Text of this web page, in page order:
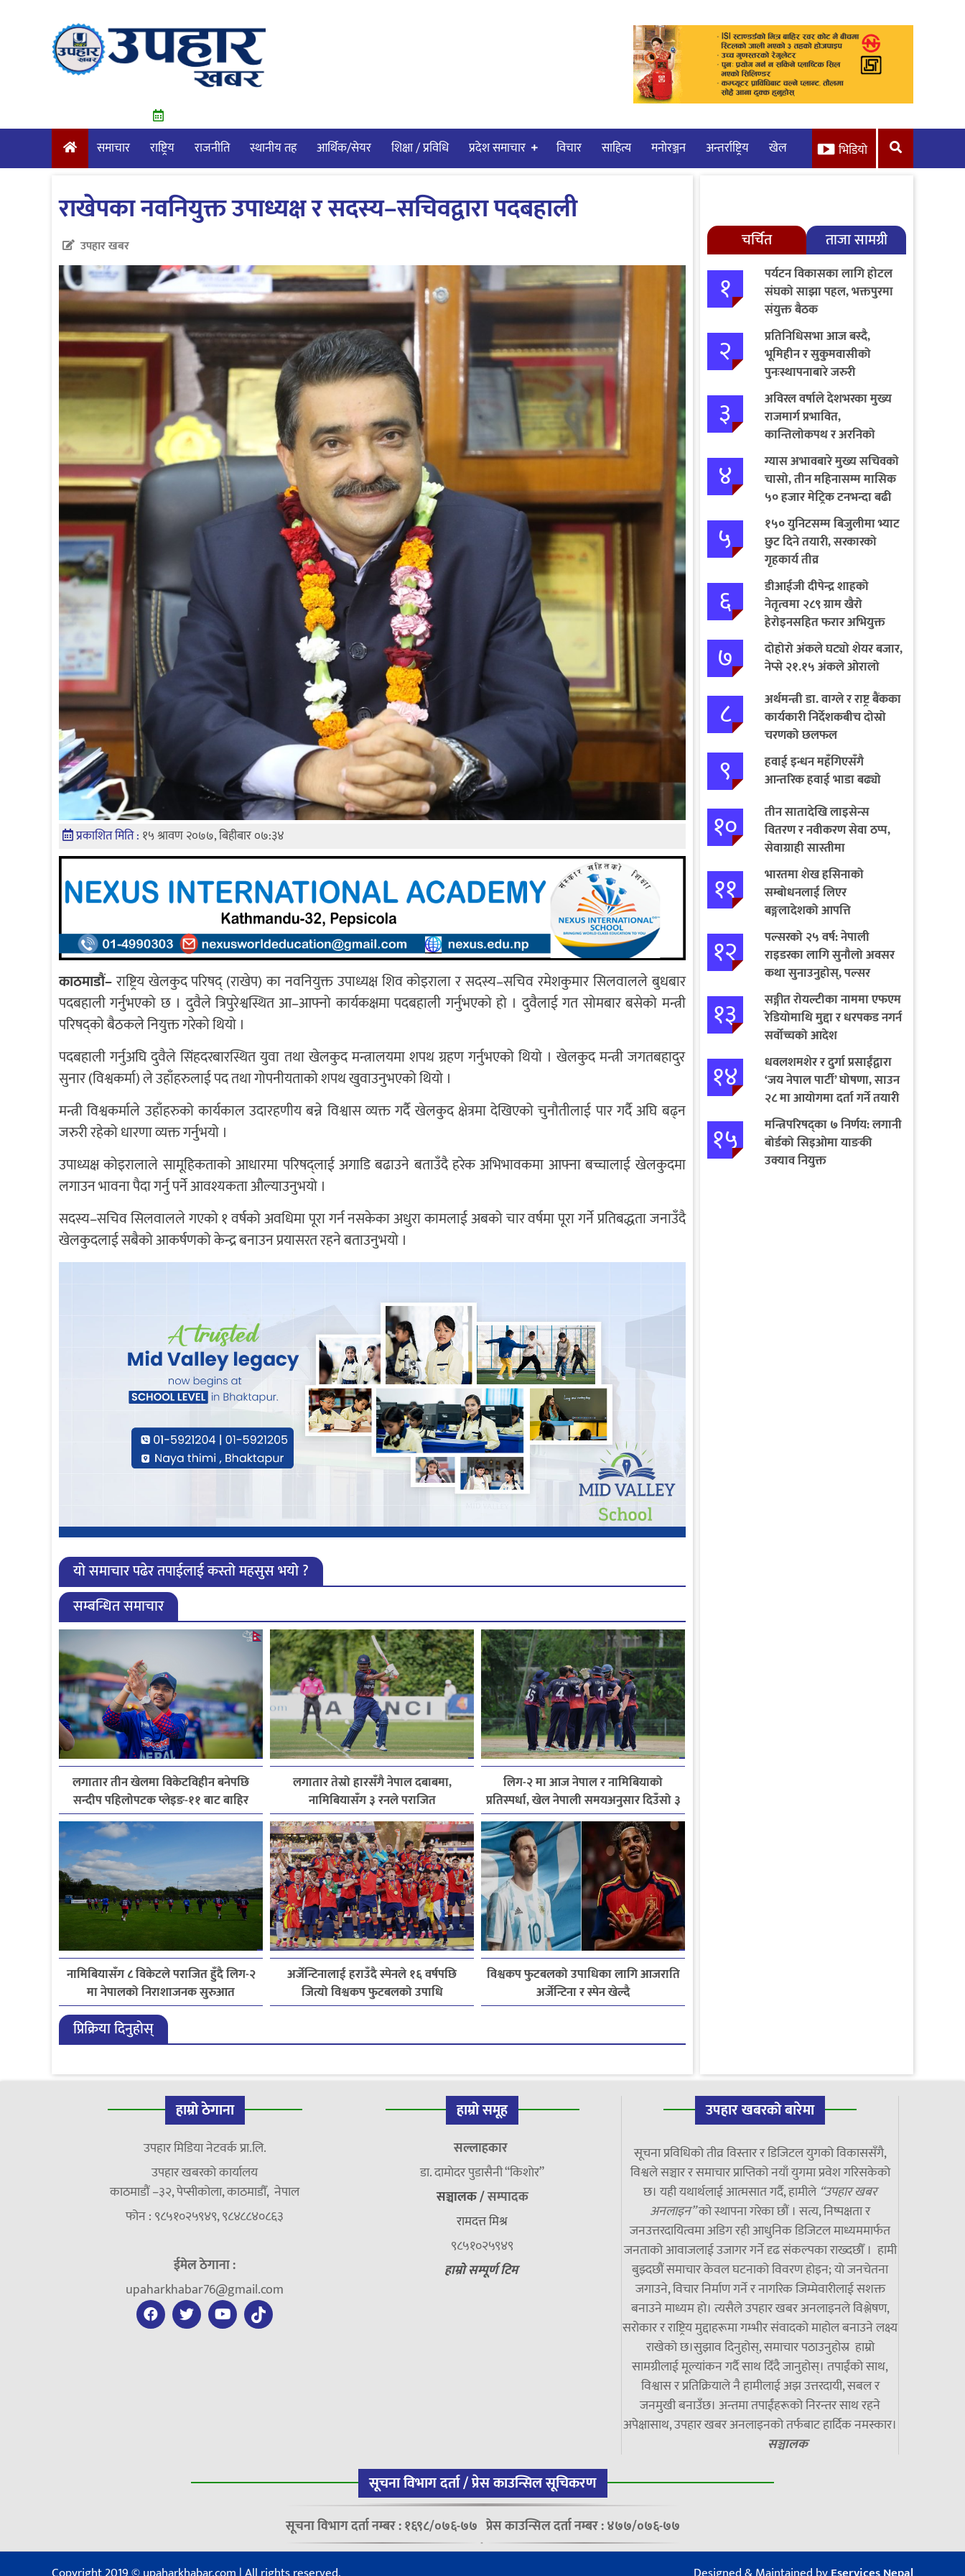
समाचार राष्ट्रिय राजनीति स्थानीय तह आर्थिक/सेयर शिक्षा / प्रविधि प्रदेश समाचार विचार साहित्य मनाेरञ्जन अन्तर्राष्ट्रिय खेल भिडियो
राखेपका नवनियुक्त उपाध्यक्ष र सदस्य–सचिवद्वारा पदबहाली
उपहार खबर
प्रकाशित मिति : १५ श्रावण २०७७, बिहीबार ०७:३४
काठमाडौं–राष्ट्रिय खेलकुद परिषद् (राखेप) का नवनियुक्त उपाध्यक्ष शिव कोइराला र सदस्य–सचिव रमेशकुमार सिलवालले बुधबार
पदबहाली गर्नुभएको छ । दुवैले त्रिपुरेश्वस्थित आ–आफ्नो कार्यकक्षमा पदबहाली गर्नुभएको हो । दुवैलाई गत सोमबार बसेको मन्त्री
परिषद्को बैठकले नियुक्त गरेको थियो ।
पदबहाली गर्नुअघि दुवैले सिंहदरबारस्थित युवा तथा खेलकुद मन्त्रालयमा शपथ ग्रहण गर्नुभएको थियो । खेलकुद मन्त्री जगतबहादुर
सुनार (विश्वकर्मा) ले उहाँहरुलाई पद तथा गोपनीयताको शपथ खुवाउनुभएको थियो ।
मन्त्री विश्वकर्माले उहाँहरुको कार्यकाल उदारहणीय बन्ने विश्वास व्यक्त गर्दै खेलकुद क्षेत्रमा देखिएको चुनौतीलाई पार गर्दै अघि बढ्न
जरुरी रहेको धारणा व्यक्त गर्नुभयो ।
उपाध्यक्ष कोइरालाले सामूहिकताको आधारमा परिषद्लाई अगाडि बढाउने बताउँदै हरेक अभिभावकमा आफ्ना बच्चालाई खेलकुदमा
लगाउन भावना पैदा गर्नु पर्ने आवश्यकता औल्याउनुभयो ।
सदस्य–सचिव सिलवालले गएको १ वर्षको अवधिमा पूरा गर्न नसकेका अधुरा कामलाई अबको चार वर्षमा पूरा गर्ने प्रतिबद्धता जनाउँदै
खेलकुदलाई सबैको आकर्षणको केन्द्र बनाउन प्रयासरत रहने बताउनुभयो ।
यो समाचार पढेर तपाईलाई कस्तो महसुस भयो ?
सम्बन्धित समाचार
लगातार तीन खेलमा विकेटविहीन बनेपछि
सन्दीप पहिलोपटक प्लेइङ-११ बाट बाहिर
लगातार तेस्रो हारसँगै नेपाल दबाबमा,
नामिबियासँग ३ रनले पराजित
लिग-२ मा आज नेपाल र नामिबियाको
प्रतिस्पर्धा, खेल नेपाली समयअनुसार दिउँसो ३
बजे सुरु हुने
नामिबियासँग ८ विकेटले पराजित हुँदै लिग-२
मा नेपालको निराशाजनक सुरुआत
अर्जेन्टिनालाई हराउँदै स्पेनले १६ वर्षपछि
जित्यो विश्वकप फुटबलको उपाधि
विश्वकप फुटबलको उपाधिका लागि आजराति
अर्जेन्टिना र स्पेन खेल्दै
प्रिक्रिया दिनुहोस्
चर्चित ताजा सामग्री
१
पर्यटन विकासका लागि होटल
संघको साझा पहल, भक्तपुरमा
संयुक्त बैठक
२
प्रतिनिधिसभा आज बस्दै,
भूमिहीन र सुकुमवासीको
पुनःस्थापनाबारे जरुरी
प्रस्तावमाथि छलफल हुने
३
अविरल वर्षाले देशभरका मुख्य
राजमार्ग प्रभावित,
कान्तिलोकपथ र अरनिको
राजमार्ग पूर्ण अवरुद्ध
४
ग्यास अभावबारे मुख्य सचिवको
चासो, तीन महिनासम्म मासिक
५० हजार मेट्रिक टनभन्दा बढी
आयात गर्ने निर्णय
५
१५० युनिटसम्म बिजुलीमा भ्याट
छुट दिने तयारी, सरकारको
गृहकार्य तीव्र
६
डीआईजी दीपेन्द्र शाहको
नेतृत्वमा २८९ ग्राम खैरो
हेरोइनसहित फरार अभियुक्त
पक्राउ
७
दोहोरो अंकले घट्यो शेयर बजार,
नेप्से २१.१५ अंकले ओरालो
८
अर्थमन्त्री डा. वाग्ले र राष्ट्र बैंकका
कार्यकारी निर्देशकबीच दोस्रो
चरणको छलफल
९
हवाई इन्धन महँगिएसँगै
आन्तरिक हवाई भाडा बढ्यो
१०
तीन सातादेखि लाइसेन्स
वितरण र नवीकरण सेवा ठप्प,
सेवाग्राही सास्तीमा
११
भारतमा शेख हसिनाको
सम्बोधनलाई लिएर
बङ्गलादेशको आपत्ति
१२
पल्सरको २५ वर्ष: नेपाली
राइडरका लागि सुनौलो अवसर
कथा सुनाउनुहोस्, पल्सर
जित्नुहोस्
१३
सङ्गीत रोयल्टीका नाममा एफएम
रेडियोमाथि मुद्दा र धरपकड नगर्न
सर्वोच्चको आदेश
१४
धवलशमशेर र दुर्गा प्रसाईंद्वारा
‘जय नेपाल पार्टी’ घोषणा, साउन
२८ मा आयोगमा दर्ता गर्ने तयारी
१५
मन्त्रिपरिषद्का ७ निर्णय: लगानी
बोर्डको सिइओमा याङकी
उक्याव नियुक्त
हाम्रो ठेगाना
उपहार मिडिया नेटवर्क प्रा.लि.
उपहार खबरको कार्यालय
काठमाडौं –३२, पेप्सीकोला, काठमाडौँ, नेपाल
फोन : ९८५१०२५९४९, ९८४८८४०८६३
ईमेल ठेगाना :
upaharkhabar76@gmail.com
हाम्रो समूह
सल्लाहकार
डा. दामाेदर पुडासैनी “किशाेर”
सञ्चालक /सम्पादक
रामदत्त मिश्र
९८५१०२५९४९
हाम्रो सम्पूर्ण टिम
उपहार खबरको बारेमा
सूचना प्रविधिको तीव्र विस्तार र डिजिटल युगको विकाससँगै,
विश्वले सञ्चार र समाचार प्राप्तिको नयाँ युगमा प्रवेश गरिसकेको
छ। यही यथार्थलाई आत्मसात गर्दै, हामीले “उपहार खबर
अनलाइन”को स्थापना गरेका छौं । सत्य, निष्पक्षता र
जनउत्तरदायित्वमा अडिग रही आधुनिक डिजिटल माध्यममार्फत
जनताको आवाजलाई उजागर गर्ने दृढ संकल्पका राख्दछौँ । हामी
बुझ्दछौं समाचार केवल घटनाको विवरण होइन; यो जनचेतना
जगाउने, विचार निर्माण गर्ने र नागरिक जिम्मेवारीलाई सशक्त
बनाउने माध्यम हो। त्यसैले उपहार खबर अनलाइनले विश्लेषण,
सरोकार र राष्ट्रिय मुद्दाहरूमा गम्भीर संवादको माहोल बनाउने लक्ष्य
राखेको छ।सुझाव दिनुहोस्, समाचार पठाउनुहोस्र हाम्रो
सामग्रीलाई मूल्यांकन गर्दै साथ दिँदै जानुहोस्। तपाईंको साथ,
विश्वास र प्रतिक्रियाले नै हामीलाई अझ उत्तरदायी, सबल र
जनमुखी बनाउँछ। अन्तमा तपाईंहरूको निरन्तर साथ रहने
अपेक्षासाथ, उपहार खबर अनलाइनको तर्फबाट हार्दिक नमस्कार।
सञ्चालक
सूचना विभाग दर्ता / प्रेस काउन्सिल सूचिकरण
सूचना विभाग दर्ता नम्बर : १६९८/०७६-७७ प्रेस काउन्सिल दर्ता नम्बर : ४७७/०७६-७७